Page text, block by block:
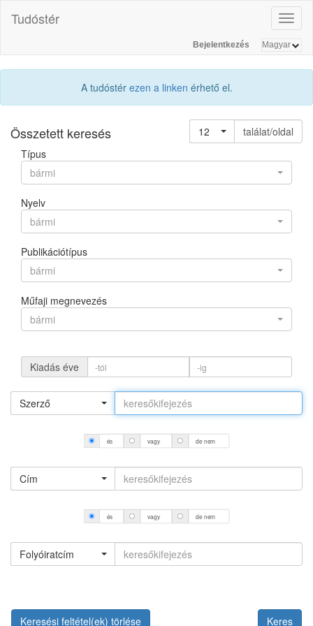
Tudóstér
Bejelentkezés
A tudóstér ezen a linken érhető el.
Összetett keresés 12
találat/oldal
Típus
bármi
Nyelv
bármi
Publikációtípus
bármi
Műfaji megnevezés
bármi
Kiadás éve
Szerző
és vagy de nem
Cím
és vagy de nem
Folyóiratcím
Keresési feltétel(ek) törlése